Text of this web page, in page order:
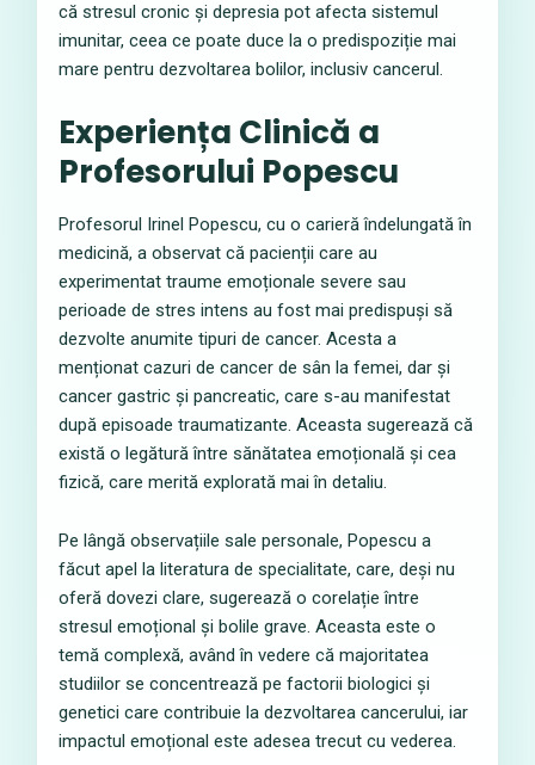
că stresul cronic și depresia pot afecta sistemul
imunitar, ceea ce poate duce la o predispoziție mai
mare pentru dezvoltarea bolilor, inclusiv cancerul.
Experiența Clinică a
Profesorului Popescu
Profesorul Irinel Popescu, cu o carieră îndelungată în
medicină, a observat că pacienții care au
experimentat traume emoționale severe sau
perioade de stres intens au fost mai predispuși să
dezvolte anumite tipuri de cancer. Acesta a
menționat cazuri de cancer de sân la femei, dar și
cancer gastric și pancreatic, care s-au manifestat
după episoade traumatizante. Aceasta sugerează că
există o legătură între sănătatea emoțională și cea
fizică, care merită explorată mai în detaliu.
Pe lângă observațiile sale personale, Popescu a
făcut apel la literatura de specialitate, care, deși nu
oferă dovezi clare, sugerează o corelație între
stresul emoțional și bolile grave. Aceasta este o
temă complexă, având în vedere că majoritatea
studiilor se concentrează pe factorii biologici și
genetici care contribuie la dezvoltarea cancerului, iar
impactul emoțional este adesea trecut cu vederea.